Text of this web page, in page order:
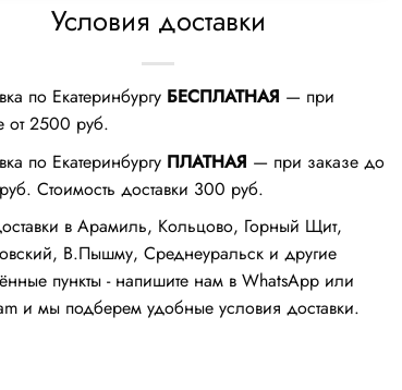
Условия доставки
по Екатеринбургу БЕСПЛАТНАЯ — при
от 2500 руб.
по Екатеринбургу ПЛАТНАЯ — при заказе до
Стоимость доставки 300 руб.
в Арамиль, Кольцово, Горный Щит,
В.Пышму, Среднеуральск и другие
пункты - напишите нам в WhatsApp или
и мы подберем удобные условия доставки.